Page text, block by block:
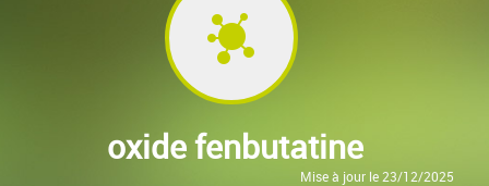
oxide fenbutatine
Mise à jour le 23/12/2025